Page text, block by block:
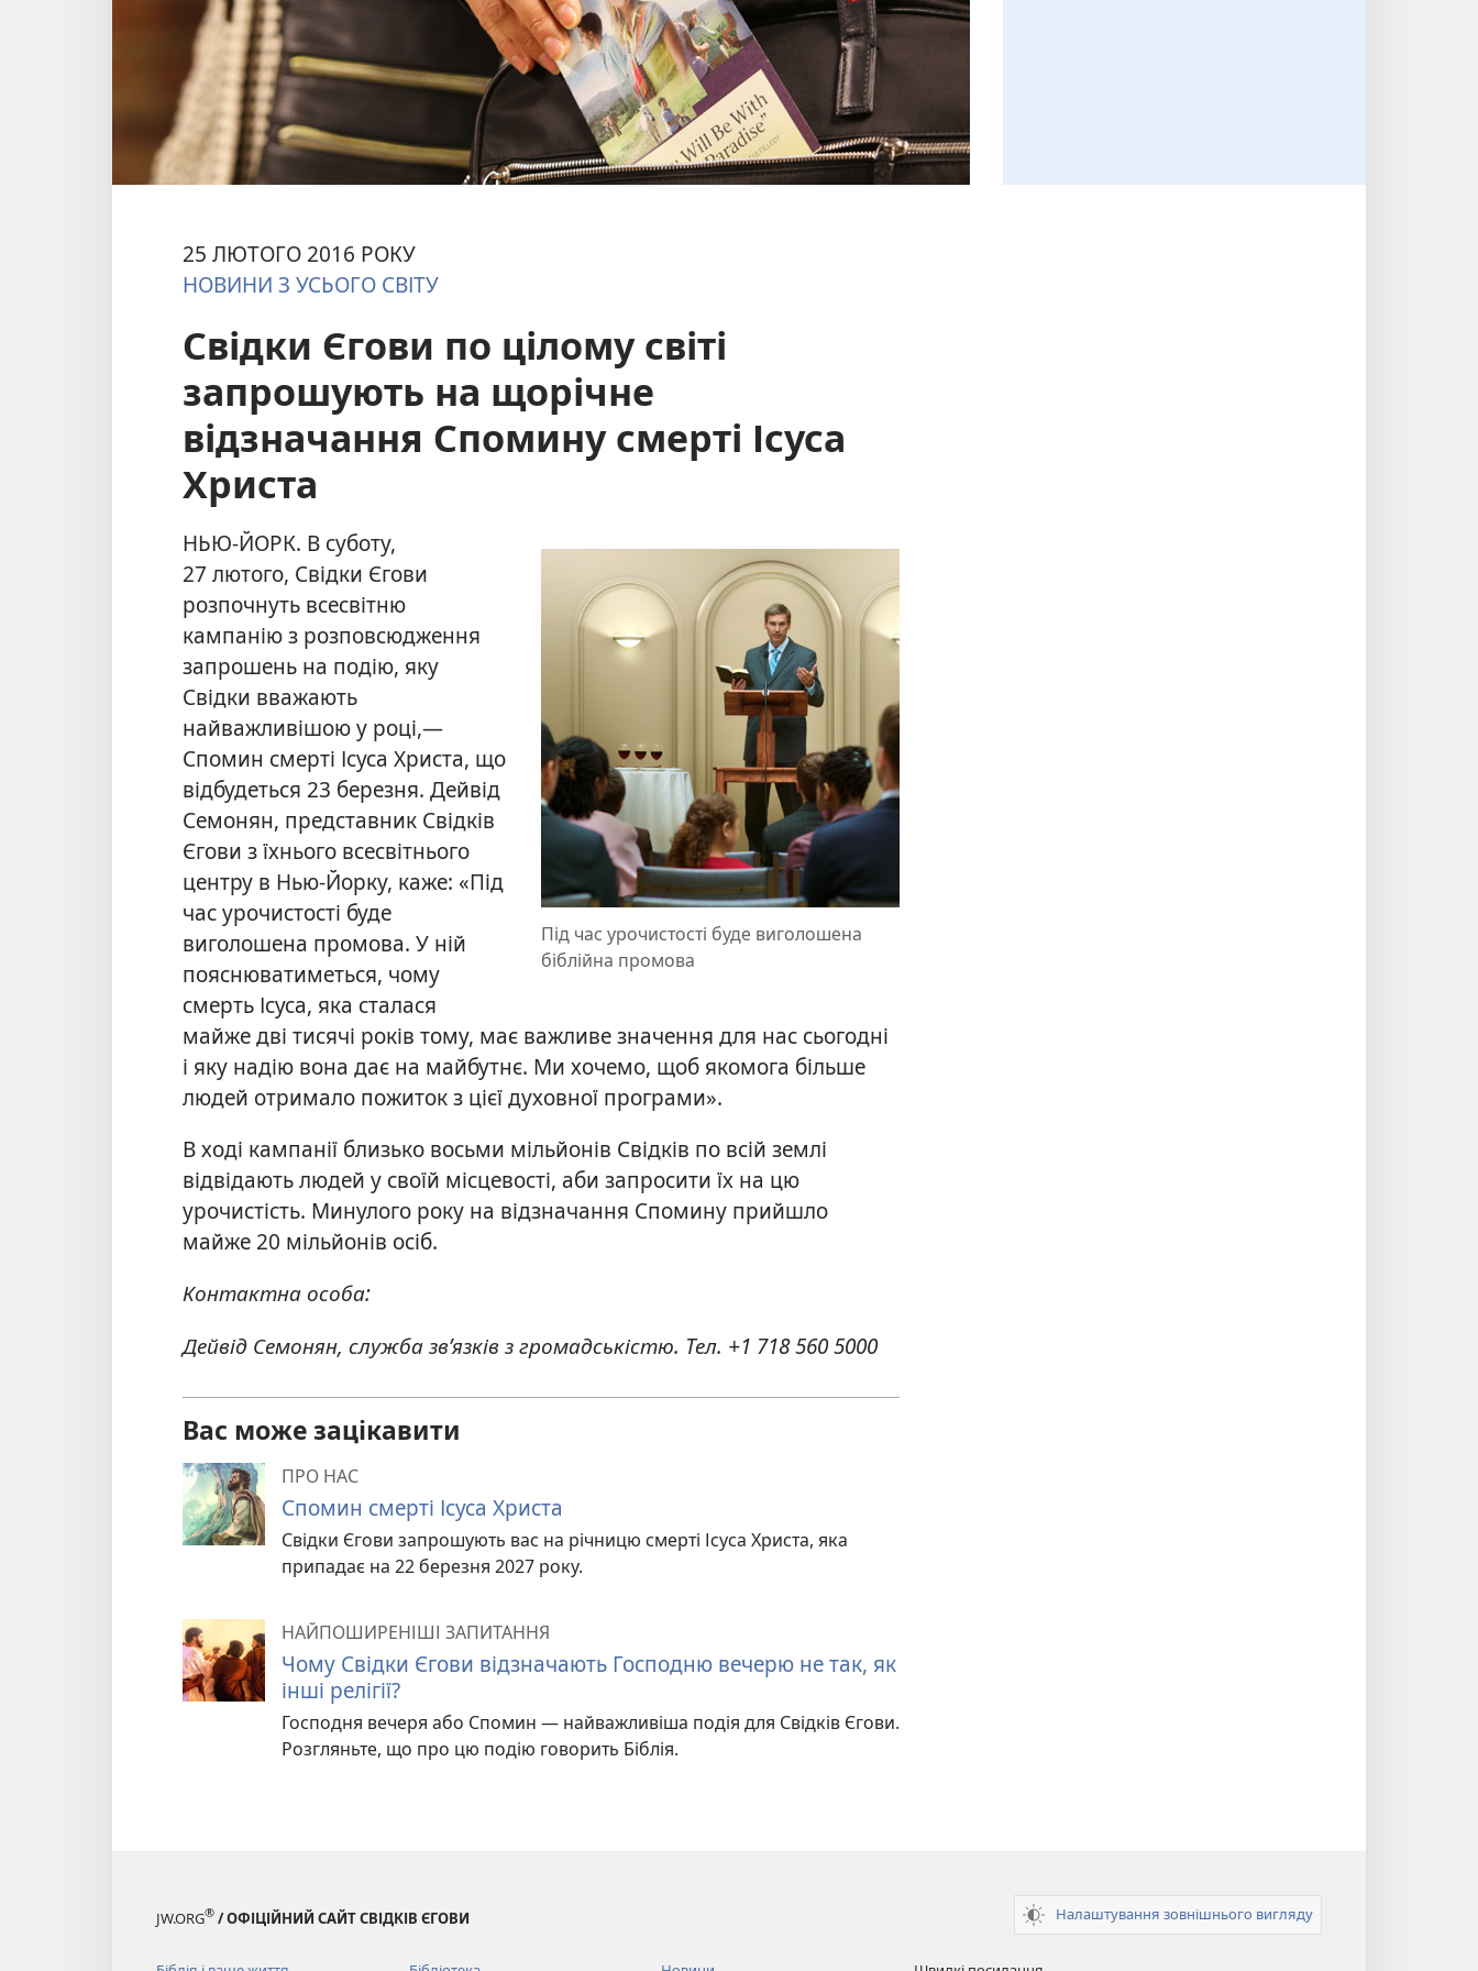
25 ЛЮТОГО 2016 РОКУ
НОВИНИ З УСЬОГО СВІТУ
Свідки Єгови по цілому світі
запрошують на щорічне
відзначання Спомину смерті Ісуса
Христа
Під час урочистості буде виголошена
біблійна промова
НЬЮ-ЙОРК. В суботу,
27 лютого, Свідки Єгови
розпочнуть всесвітню
кампанію з розповсюдження
запрошень на подію, яку
Свідки вважають
найважливішою у році,—
Спомин смерті Ісуса Христа, що
відбудеться 23 березня. Дейвід
Семонян, представник Свідків
Єгови з їхнього всесвітнього
центру в Нью-Йорку, каже: «Під
час урочистості буде
виголошена промова. У ній
пояснюватиметься, чому
смерть Ісуса, яка сталася
майже дві тисячі років тому, має важливе значення для нас сьогодні
і яку надію вона дає на майбутнє. Ми хочемо, щоб якомога більше
людей отримало пожиток з цієї духовної програми».
В ході кампанії близько восьми мільйонів Свідків по всій землі
відвідають людей у своїй місцевості, аби запросити їх на цю
урочистість. Минулого року на відзначання Спомину прийшло
майже 20 мільйонів осіб.
Контактна особа:
Дейвід Семонян, служба зв’язків з громадськістю. Тел. +1 718 560 5000
Вас може зацікавити
ПРО НАС
Спомин смерті Ісуса Христа
Свідки Єгови запрошують вас на річницю смерті Ісуса Христа, яка
припадає на 22 березня 2027 року.
НАЙПОШИРЕНІШІ ЗАПИТАННЯ
Чому Свідки Єгови відзначають Господню вечерю не так, як
інші релігії?
Господня вечеря або Спомин — найважливіша подія для Свідків Єгови.
Розгляньте, що про цю подію говорить Біблія.
JW.ORG® / ОФІЦІЙНИЙ САЙТ СВІДКІВ ЄГОВИ Налаштування зовнішнього вигляду